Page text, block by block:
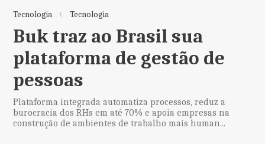
Tecnologia Tecnologia
Buk traz ao Brasil sua
plataforma de gestão de
pessoas
Plataforma integrada automatiza processos, reduz a
burocracia dos RHs em até 70% e apoia empresas na
construção de ambientes de trabalho mais human...